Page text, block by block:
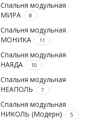
Спальня модульная
МИРА
8
Спальня модульная
МОНИКА
11
Спальня модульная
НАЯДА
10
Спальня модульная
НЕАПОЛЬ
7
Спальня модульная
НИКОЛЬ (Модерн)
5